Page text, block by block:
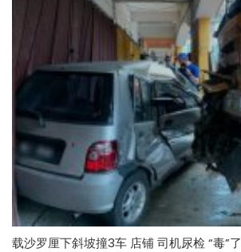
载沙罗厘下斜坡撞3车 店铺 司机尿检 “毒”了